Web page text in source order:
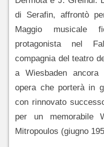
di Serafin, affrontò
Maggio musicale
protagonista nel
compagnia del teatro
a Wiesbaden ancora
opera che porterà in
con rinnovato
per un memorabile
Mitropoulos (giugno